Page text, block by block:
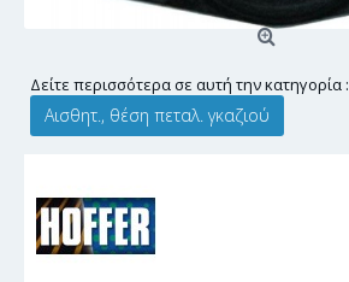
Δείτε περισσότερα σε αυτή την κατηγορία :
Αισθητ., θέση πεταλ. γκαζιού